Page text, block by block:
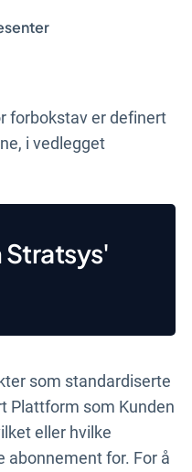
vilkårene som
produkter og
er definert
i vedlegget
Stratsys'
som standardiserte
Plattform som Kunden
eller hvilke
abonnement for. For å